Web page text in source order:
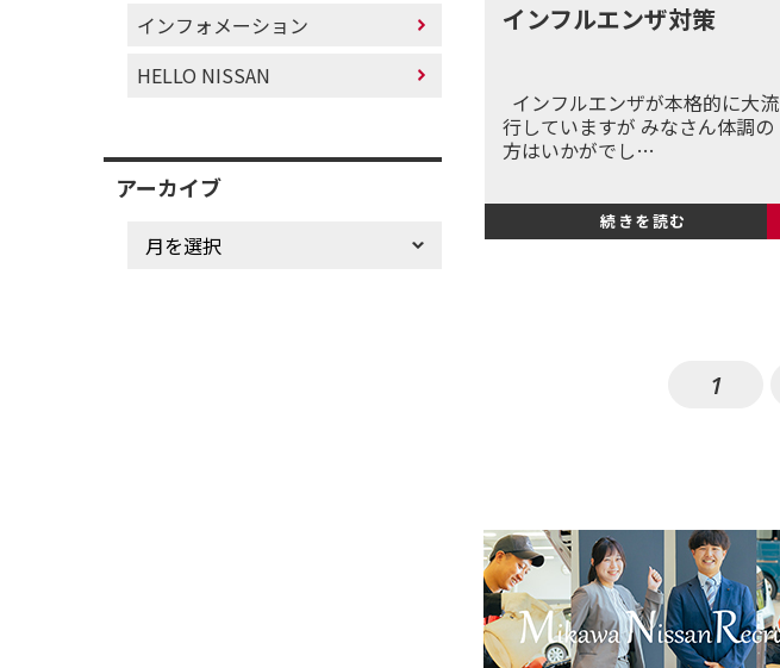
インフルエンザ対策
インフルエンザが本格的に大流
行していますが みなさん体調の
方はいかがでし…
続きを読む
1
インフォメーション
HELLO NISSAN
アーカイブ